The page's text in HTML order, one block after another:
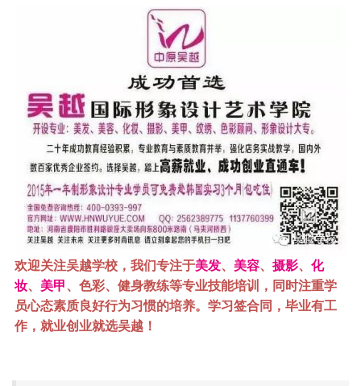
欢迎关注吴越学校，我们专注于美发、 美容、 摄影、 化
妆、 美甲、色彩、健身教练等专业技能培训，同时注重学
员心态素质良好行为习惯的培养。学习签合同，毕业有工
作，就业创业就选吴越！